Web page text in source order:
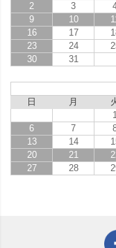
2
3
9
10
16
17
23
24
30
31
日
月
6
7
13
14
20
21
27
28